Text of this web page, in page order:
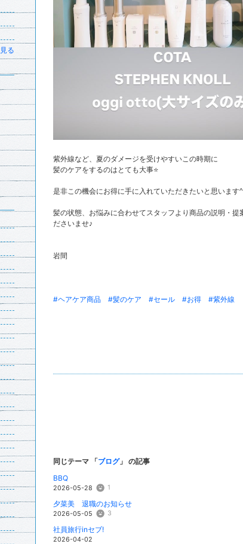
紫外線など、夏のダメージを受けやすいこの時期に
髪のケアをするのはとても大事⭐️
是非この機会にお得に手に入れていただきたいと思います
髪の状態、お悩みに合わせてスタッフより商品の説明・
ださいませ♪
岩間
#ヘアケア商品 #髪のケア #セール #お得 #紫外線
同じテーマ 「ブログ」 の記事
BBQ
2026-05-28 1
夕菜美 退職のお知らせ
2026-05-05 3
社員旅行inセブ!
2026-04-02
る